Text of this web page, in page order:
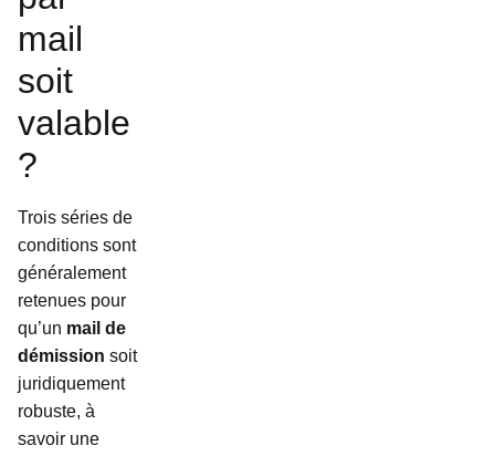
mail
soit
valable
?
Trois séries de
conditions sont
généralement
retenues pour
qu’un mail de
démission soit
juridiquement
robuste, à
savoir une